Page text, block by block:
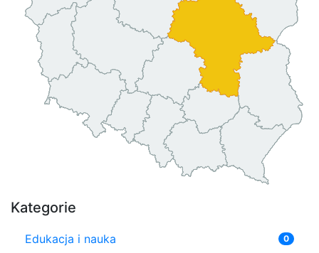
Kategorie
Edukacja i nauka 0